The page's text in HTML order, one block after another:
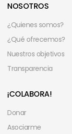
NOSOTROS
¿Quienes somos?
¿Qué ofrecemos?
Nuestros objetivos
Transparencia
¡COLABORA!
Donar
Asociarme